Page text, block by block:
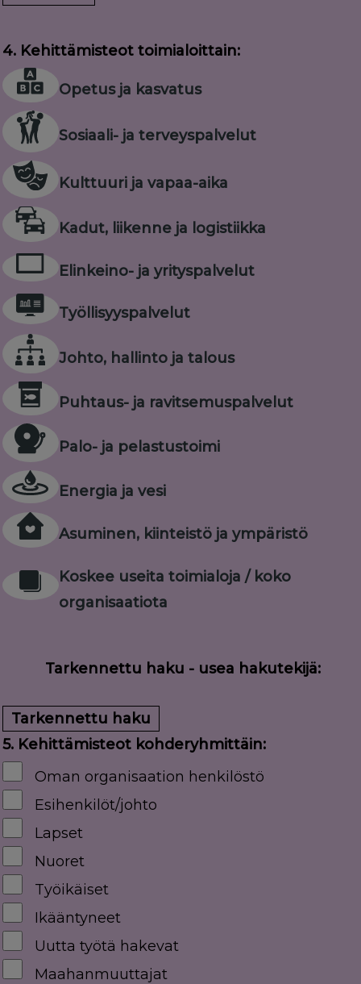
4. Kehittämisteot toimialoittain:
Opetus ja kasvatus
Sosiaali- ja terveyspalvelut
Kulttuuri ja vapaa-aika
Kadut, liikenne ja logistiikka
Elinkeino- ja yrityspalvelut
Työllisyyspalvelut
Johto, hallinto ja talous
Puhtaus- ja ravitsemuspalvelut
Palo- ja pelastustoimi
Energia ja vesi
Asuminen, kiinteistö ja ympäristö
Koskee useita toimialoja / koko
organisaatiota
Tarkennettu haku - usea hakutekijä:
Tarkennettu haku
5. Kehittämisteot kohderyhmittäin:
Oman organisaation henkilöstö
Esihenkilöt/johto
Lapset
Nuoret
Työikäiset
Ikääntyneet
Uutta työtä hakevat
Maahanmuuttajat